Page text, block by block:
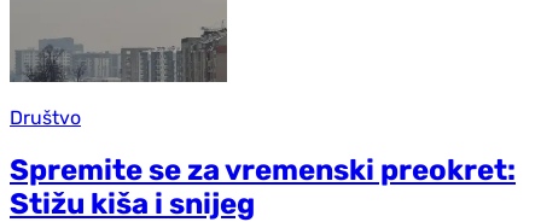
Društvo
Spremite se za vremenski preokret:
Stižu kiša i snijeg